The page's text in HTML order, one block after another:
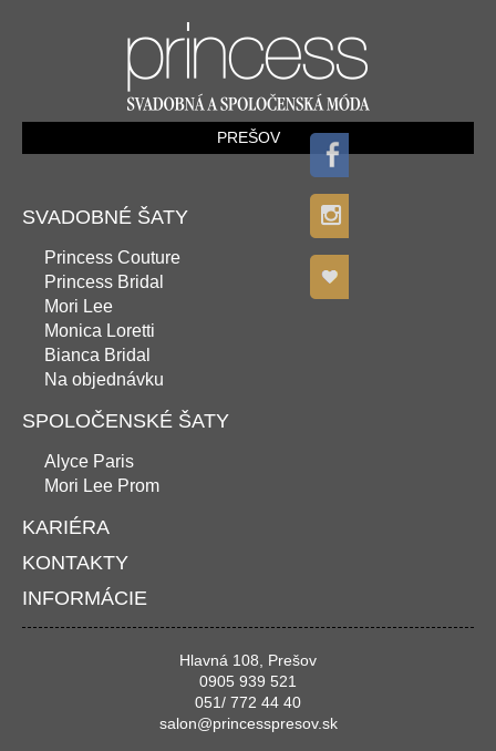
PREŠOV
SVADOBNÉ ŠATY
Princess Couture
Princess Bridal
Mori Lee
Monica Loretti
Bianca Bridal
Na objednávku
SPOLOČENSKÉ ŠATY
Alyce Paris
Mori Lee Prom
KARIÉRA
KONTAKTY
INFORMÁCIE
Hlavná 108, Prešov
0905 939 521
051/ 772 44 40
salon@princesspresov.sk